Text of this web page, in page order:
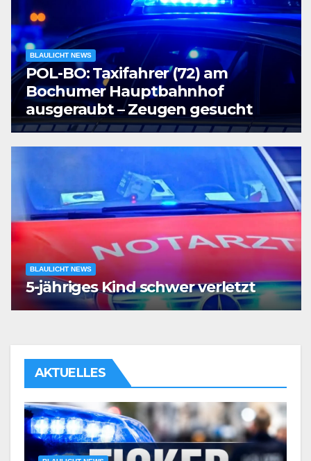
BLAULICHT NEWS
POL-BO: Taxifahrer (72) am
Bochumer Hauptbahnhof
ausgeraubt – Zeugen gesucht
BLAULICHT NEWS
5-jähriges Kind schwer verletzt
AKTUELLES
BLAULICHT NEWS